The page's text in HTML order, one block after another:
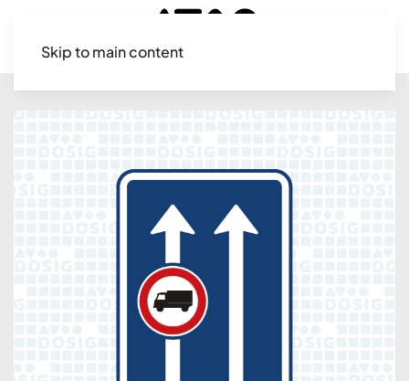
Skip to main content